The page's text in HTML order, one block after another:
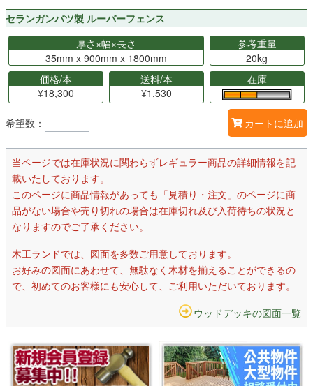
セランガンバツ製 ルーバーフェンス
厚さ×幅×長さ
35mm x 900mm x 1800mm
参考重量
20kg
価格/本
¥18,300
送料/本
¥1,530
在庫
希望数： カートに追加
当ページでは在庫状況に関わらずレギュラー商品の詳細情報を記
載いたしております。
このページに商品情報があっても「見積り・注文」のページに商
品がない場合や売り切れの場合は在庫切れ及び入荷待ちの状況と
なりますのでご了承ください。
木工ランドでは、図面を多数ご用意しております。
お好みの図面にあわせて、無駄なく木材を揃えることができるの
で、初めてのお客様にも安心して、ご利用いただいております。
ウッドデッキの図面一覧